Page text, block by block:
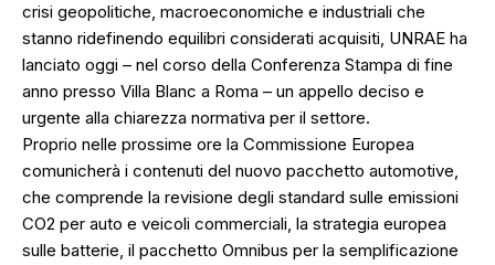
crisi geopolitiche, macroeconomiche e industriali che
stanno ridefinendo equilibri considerati acquisiti, UNRAE ha
lanciato oggi – nel corso della Conferenza Stampa di fine
anno presso Villa Blanc a Roma – un appello deciso e
urgente alla chiarezza normativa per il settore.
Proprio nelle prossime ore la Commissione Europea
comunicherà i contenuti del nuovo pacchetto automotive,
che comprende la revisione degli standard sulle emissioni
CO2 per auto e veicoli commerciali, la strategia europea
sulle batterie, il pacchetto Omnibus per la semplificazione